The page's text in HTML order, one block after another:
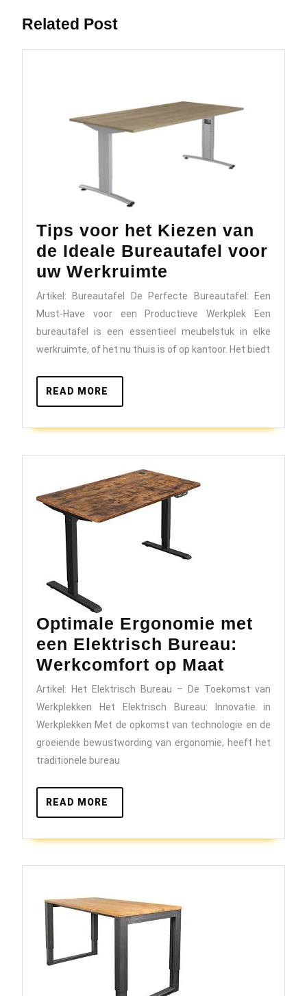
Related Post
Tips voor het Kiezen van
de Ideale Bureautafel voor
uw Werkruimte
voor
het
Kiezen
van
voor
uw
Werkruimte
Artikel: Bureautafel De Perfecte Bureautafel: Een
Must-Have voor een Productieve Werkplek Een
bureautafel is een essentieel meubelstuk in elke
werkruimte, of het nu thuis is of op kantoor. Het biedt
READ MORE
MORE
Optimale Ergonomie met
een Elektrisch Bureau:
Werkcomfort op Maat
met
een
Artikel: Het Elektrisch Bureau – De Toekomst van
Werkplekken Het Elektrisch Bureau: Innovatie in
Werkplekken Met de opkomst van technologie en de
groeiende bewustwording van ergonomie, heeft het
traditionele bureau
READ MORE
MORE